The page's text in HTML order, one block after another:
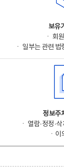
보유
ㆍ 회
ㆍ 일부는 관련 법
정보주
ㆍ 열람·정정·
ㆍ